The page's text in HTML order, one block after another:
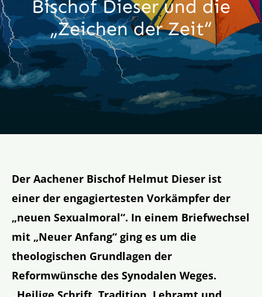
Aktion
Veröffentlichungen
Bischof Dieser und die
„Zeichen der Zeit“
Der Aachener Bischof Helmut Dieser ist
einer der engagiertesten Vorkämpfer der
„neuen Sexualmoral“. In einem Briefwechsel
mit „Neuer Anfang“ ging es um die
theologischen Grundlagen der
Reformwünsche des Synodalen Weges.